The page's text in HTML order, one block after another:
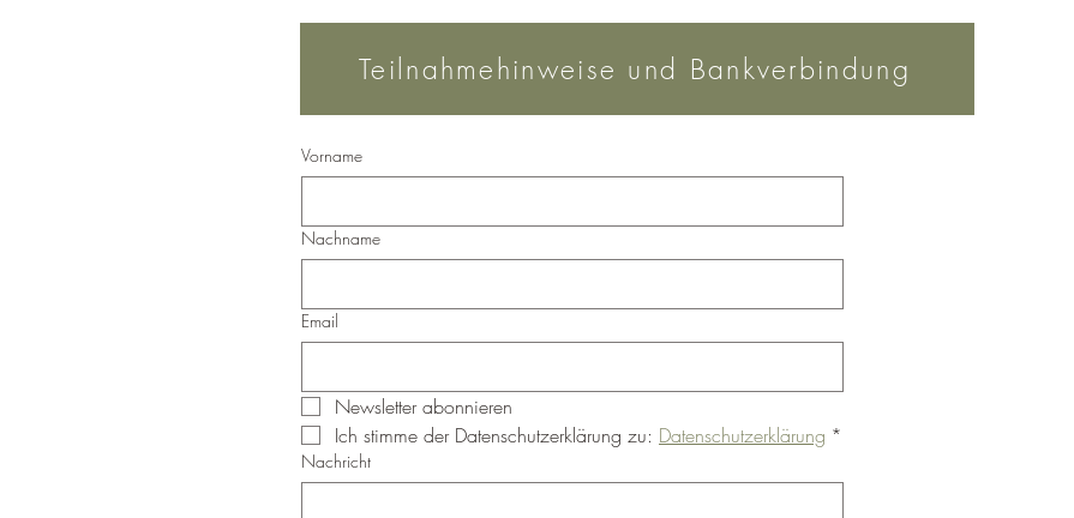
Potenzial für die Neue Erde
Visionär Viktor Schauberger
Teilnahmehinweise und Bankverbindung
Vorname
Nachname
Email
Newsletter abonnieren
Ich stimme der Datenschutzerklärung zu: Datenschutzerklärung *
Nachricht